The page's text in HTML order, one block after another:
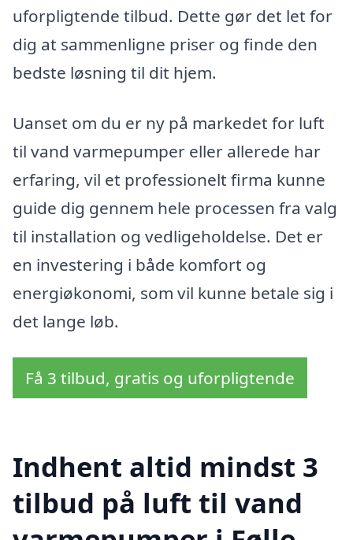
uforpligtende tilbud. Dette gør det let for
dig at sammenligne priser og finde den
bedste løsning til dit hjem.
Uanset om du er ny på markedet for luft
til vand varmepumper eller allerede har
erfaring, vil et professionelt firma kunne
guide dig gennem hele processen fra valg
til installation og vedligeholdelse. Det er
en investering i både komfort og
energiøkonomi, som vil kunne betale sig i
det lange løb.
Få 3 tilbud, gratis og uforpligtende
Indhent altid mindst 3
tilbud på luft til vand